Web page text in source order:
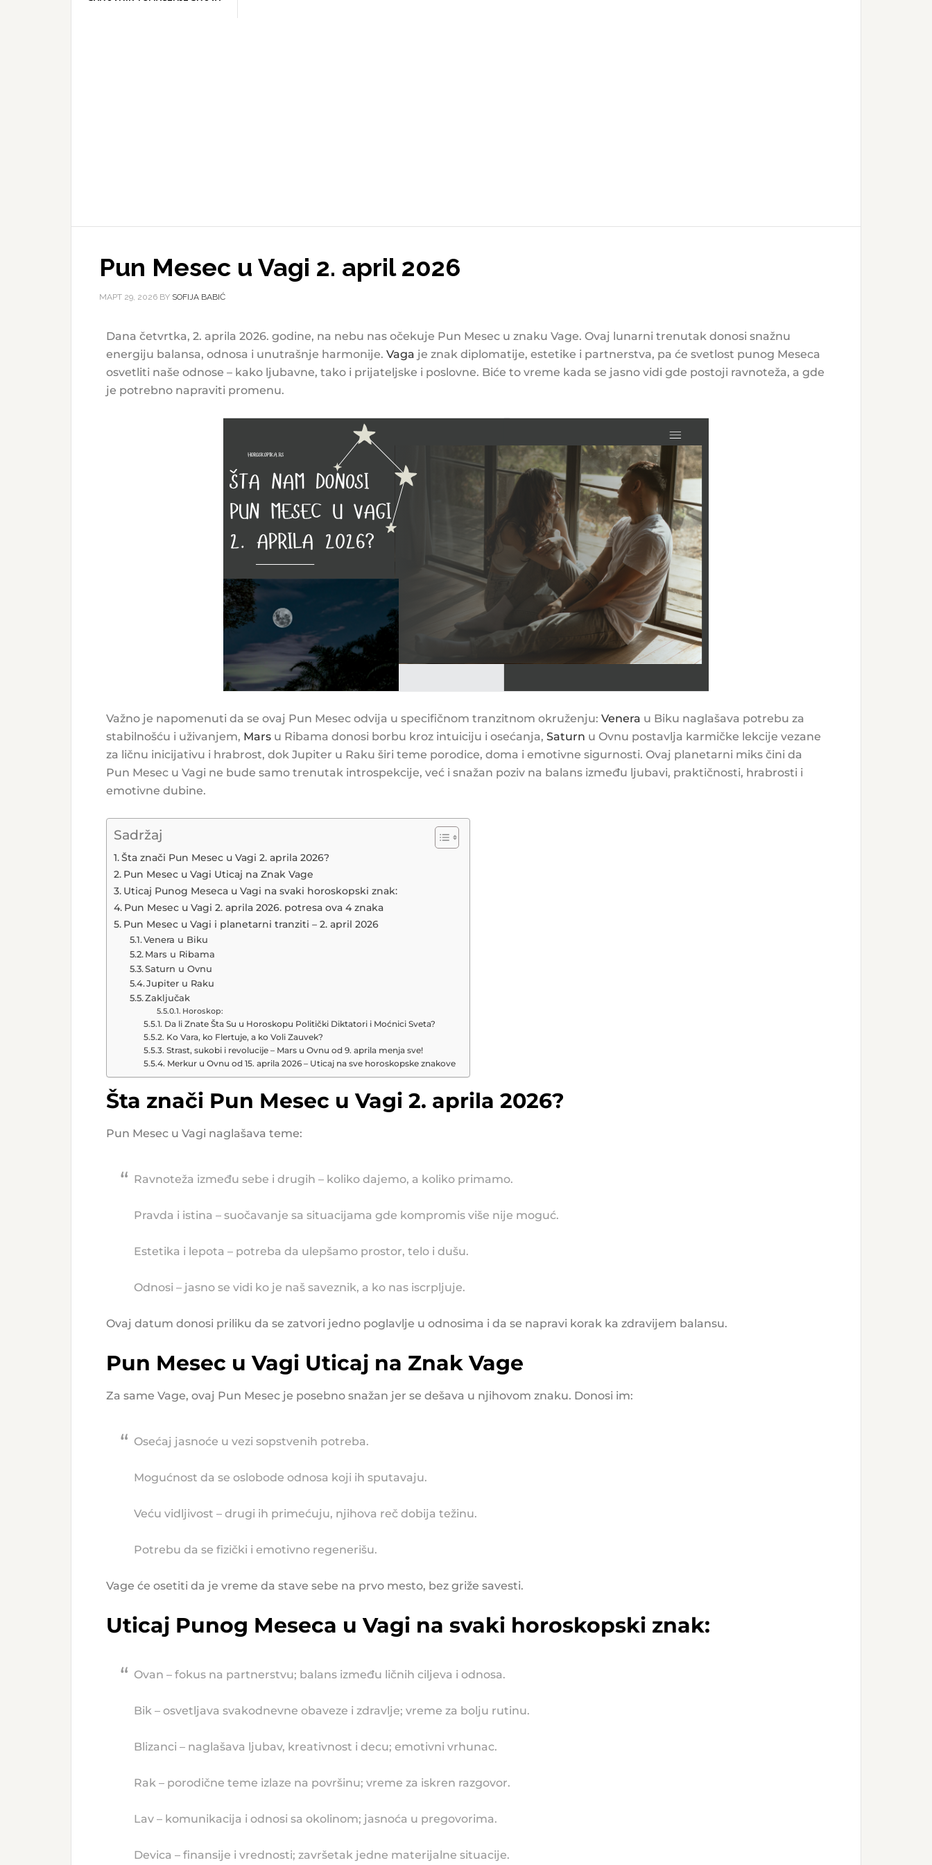
Pun Mesec u Vagi 2. april 2026
МАРТ 29, 2026 BY SOFIJA BABIĆ
Dana četvrtka, 2. aprila 2026. godine, na nebu nas očekuje Pun Mesec u znaku Vage. Ovaj lunarni trenutak donosi snažnu
energiju balansa, odnosa i unutrašnje harmonije. Vaga je znak diplomatije, estetike i partnerstva, pa će svetlost punog Meseca
osvetliti naše odnose – kako ljubavne, tako i prijateljske i poslovne. Biće to vreme kada se jasno vidi gde postoji ravnoteža, a gde
je potrebno napraviti promenu.
Važno je napomenuti da se ovaj Pun Mesec odvija u specifičnom tranzitnom okruženju: Venera u Biku naglašava potrebu za
stabilnošću i uživanjem, Mars u Ribama donosi borbu kroz intuiciju i osećanja, Saturn u Ovnu postavlja karmičke lekcije vezane
za ličnu inicijativu i hrabrost, dok Jupiter u Raku širi teme porodice, doma i emotivne sigurnosti. Ovaj planetarni miks čini da
Pun Mesec u Vagi ne bude samo trenutak introspekcije, već i snažan poziv na balans između ljubavi, praktičnosti, hrabrosti i
emotivne dubine.
Sadržaj
Šta znači Pun Mesec u Vagi 2. aprila 2026?
Pun Mesec u Vagi Uticaj na Znak Vage
Uticaj Punog Meseca u Vagi na svaki horoskopski znak:
Pun Mesec u Vagi 2. aprila 2026. potresa ova 4 znaka
Pun Mesec u Vagi i planetarni tranziti – 2. april 2026
Venera u Biku
Mars u Ribama
Saturn u Ovnu
Jupiter u Raku
Zaključak
Horoskop:
Da li Znate Šta Su u Horoskopu Politički Diktatori i Moćnici Sveta?
Ko Vara, ko Flertuje, a ko Voli Zauvek?
Strast, sukobi i revolucije – Mars u Ovnu od 9. aprila menja sve!
Merkur u Ovnu od 15. aprila 2026 – Uticaj na sve horoskopske znakove
Šta znači Pun Mesec u Vagi 2. aprila 2026?
Pun Mesec u Vagi naglašava teme:
Ravnoteža između sebe i drugih – koliko dajemo, a koliko primamo.
Pravda i istina – suočavanje sa situacijama gde kompromis više nije moguć.
Estetika i lepota – potreba da ulepšamo prostor, telo i dušu.
Odnosi – jasno se vidi ko je naš saveznik, a ko nas iscrpljuje.
Ovaj datum donosi priliku da se zatvori jedno poglavlje u odnosima i da se napravi korak ka zdravijem balansu.
Pun Mesec u Vagi Uticaj na Znak Vage
Za same Vage, ovaj Pun Mesec je posebno snažan jer se dešava u njihovom znaku. Donosi im:
Osećaj jasnoće u vezi sopstvenih potreba.
Mogućnost da se oslobode odnosa koji ih sputavaju.
Veću vidljivost – drugi ih primećuju, njihova reč dobija težinu.
Potrebu da se fizički i emotivno regenerišu.
Vage će osetiti da je vreme da stave sebe na prvo mesto, bez griže savesti.
Uticaj Punog Meseca u Vagi na svaki horoskopski znak:
Ovan – fokus na partnerstvu; balans između ličnih ciljeva i odnosa.
Bik – osvetljava svakodnevne obaveze i zdravlje; vreme za bolju rutinu.
Blizanci – naglašava ljubav, kreativnost i decu; emotivni vrhunac.
Rak – porodične teme izlaze na površinu; vreme za iskren razgovor.
Lav – komunikacija i odnosi sa okolinom; jasnoća u pregovorima.
Devica – finansije i vrednosti; završetak jedne materijalne situacije.